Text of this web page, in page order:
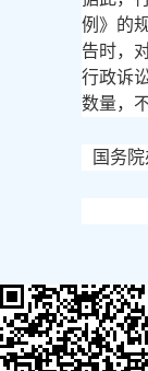
例》的
告时，
行政诉
数量，
国务